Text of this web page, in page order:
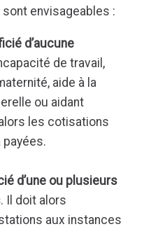
envisageables :
d’aucune
de travail,
aide à la
ou aidant
les cotisations
payées.
d’une ou plusieurs
. Il doit alors
aux instances